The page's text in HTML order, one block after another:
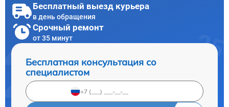
Бесплатный выезд курьера
в день обращения
Срочный ремонт
от 35 минут
Бесплатная консультация со
специалистом